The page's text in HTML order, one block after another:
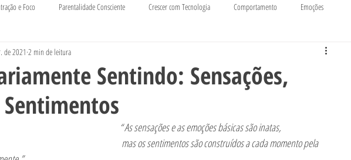
e Foco Parentalidade Consciente Crescer com Tecnologia Comportamento Emoções
e Crescimento
Sentindo: Sensações,
de 2021 2 min de leitura
                                                                      “ As sensações e as emoções básicas são inatas,